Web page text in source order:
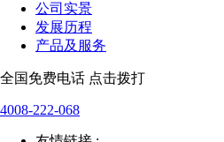
公司实景
发展历程
产品及服务
全国免费电话 点击拨打
4008-222-068